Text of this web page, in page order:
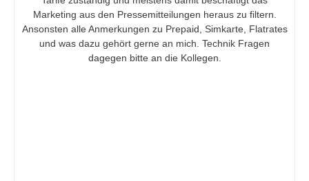
i
d
Marketing aus den Pressemitteilungen heraus zu filtern.
Ansonsten alle Anmerkungen zu Prepaid, Simkarte, Flatrates
und was dazu gehört gerne an mich. Technik Fragen
dagegen bitte an die Kollegen.